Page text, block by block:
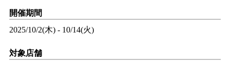
開催期間
2025/10/2(木) - 10/14(火)​
対象店舗